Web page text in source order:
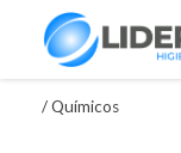
/Químicos